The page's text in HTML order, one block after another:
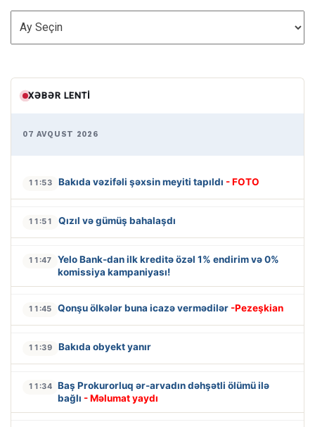
ARXİV
XƏBƏR LENTI
07 AVQUST 2026
11:53 Bakıda vəzifəli şəxsin meyiti tapıldı - FOTO
11:51 Qızıl və gümüş bahalaşdı
11:47
Yelo Bank-dan ilk kreditə özəl 1% endirim və 0%
komissiya kampaniyası!
11:45 Qonşu ölkələr buna icazə vermədilər -Pezeşkian
11:39 Bakıda obyekt yanır
11:34 Baş Prokurorluq ər-arvadın dəhşətli ölümü ilə
bağlı - Məlumat yaydı